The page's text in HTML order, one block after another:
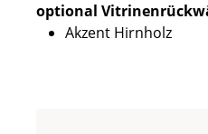
optional
Akzent Hirnholz